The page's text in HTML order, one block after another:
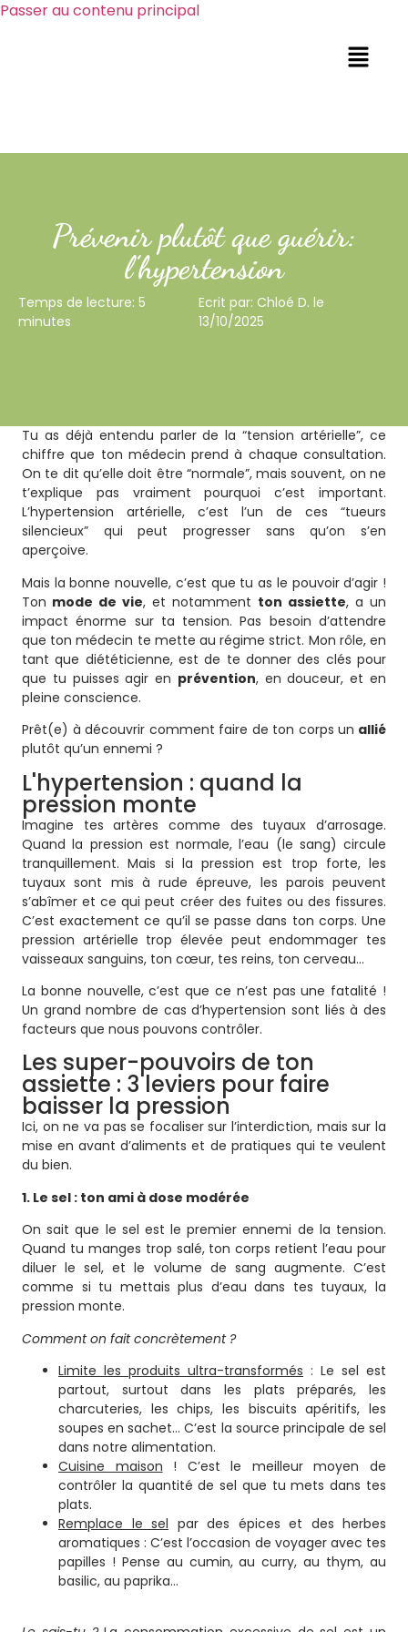
Passer au contenu principal
Prévenir plutôt que guérir:
l’hypertension
Temps de lecture: 5
minutes
Ecrit par: Chloé D. le
13/10/2025
Tu as déjà entendu parler de la “tension artérielle”, ce
chiffre que ton médecin prend à chaque consultation.
On te dit qu’elle doit être “normale”, mais souvent, on ne
t’explique pas vraiment pourquoi c’est important.
L’hypertension artérielle, c’est l’un de ces “tueurs
silencieux” qui peut progresser sans qu’on s’en
aperçoive.
Mais la bonne nouvelle, c’est que tu as le pouvoir d’agir !
Ton mode de vie, et notamment ton assiette, a un
impact énorme sur ta tension. Pas besoin d’attendre
que ton médecin te mette au régime strict. Mon rôle, en
tant que diététicienne, est de te donner des clés pour
que tu puisses agir en prévention, en douceur, et en
pleine conscience.
Prêt(e) à découvrir comment faire de ton corps un allié
plutôt qu’un ennemi ?
L'hypertension : quand la
pression monte
Imagine tes artères comme des tuyaux d’arrosage.
Quand la pression est normale, l’eau (le sang) circule
tranquillement. Mais si la pression est trop forte, les
tuyaux sont mis à rude épreuve, les parois peuvent
s’abîmer et ce qui peut créer des fuites ou des fissures.
C’est exactement ce qu’il se passe dans ton corps. Une
pression artérielle trop élevée peut endommager tes
vaisseaux sanguins, ton cœur, tes reins, ton cerveau…
La bonne nouvelle, c’est que ce n’est pas une fatalité !
Un grand nombre de cas d’hypertension sont liés à des
facteurs que nous pouvons contrôler.
Les super-pouvoirs de ton
assiette : 3 leviers pour faire
baisser la pression
Ici, on ne va pas se focaliser sur l’interdiction, mais sur la
mise en avant d’aliments et de pratiques qui te veulent
du bien.
1. Le sel : ton ami à dose modérée
On sait que le sel est le premier ennemi de la tension.
Quand tu manges trop salé, ton corps retient l’eau pour
diluer le sel, et le volume de sang augmente. C’est
comme si tu mettais plus d’eau dans tes tuyaux, la
pression monte.
Comment on fait concrètement ?
Limite les produits ultra-transformés : Le sel est
partout, surtout dans les plats préparés, les
charcuteries, les chips, les biscuits apéritifs, les
soupes en sachet… C’est la source principale de sel
dans notre alimentation.
Cuisine maison ! C’est le meilleur moyen de
contrôler la quantité de sel que tu mets dans tes
plats.
Remplace le sel par des épices et des herbes
aromatiques : C’est l’occasion de voyager avec tes
papilles ! Pense au cumin, au curry, au thym, au
basilic, au paprika…